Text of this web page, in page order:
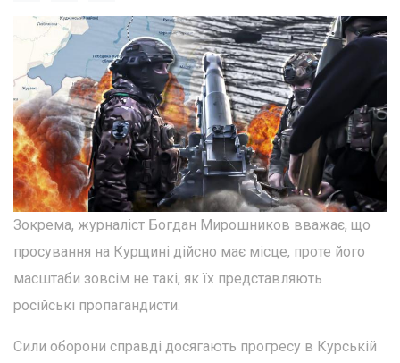
Зокрема, журналіст Богдан Мирошников вважає, що
просування на Курщині дійсно має місце, проте його
масштаби зовсім не такі, як їх представляють
російські пропагандисти.
Сили оборони справді досягають прогресу в Курській